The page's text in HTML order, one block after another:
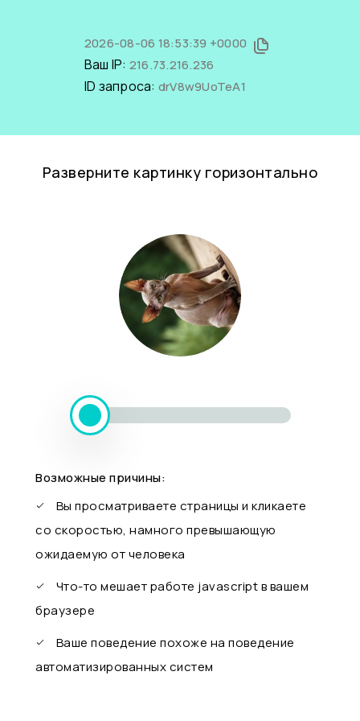
2026-08-06 18:53:39 +0000
Ваш IP: 216.73.216.236
ID запроса: drV8w9UoTeA1
Разверните картинку горизонтально
Возможные причины:
Вы просматриваете страницы и кликаете
со скоростью, намного превышающую
ожидаемую от человека
Что-то мешает работе javascript в вашем
браузере
Ваше поведение похоже на поведение
автоматизированных систем